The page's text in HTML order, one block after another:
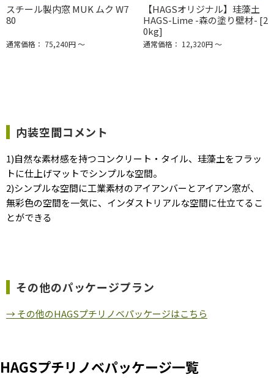
スチール製内窓 MUK ムク W7
80
通常価格： 75,240円 ～
【HAGSオリジナル】珪藻土
HAGS-Lime -森の塗り壁材- [2
0kg]
通常価格： 12,320円 ～
内装空間コメント
1)自然な素材感を持つコンクリート・タイル、珪藻土をフラッ
トに仕上げマットでシンプルな空間。
2)シンプルな空間に工業素材のアイアンバーとアイアン窓が、
無彩色の空間を一気に、インダストリアルな空間に仕立てるこ
とができる
その他のパッケージプラン
→ その他のHAGSプチリノベパッケージはこちら
HAGSプチリノベパッケージ一覧